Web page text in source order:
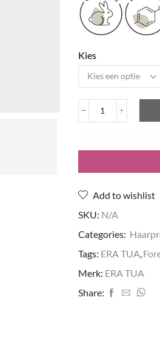
Kies
Forest
No
Shampoo
Add to wishlist
SKU: N/A
Categories:
Tags: ERA TUA,
Merk: ERA TUA
Share: